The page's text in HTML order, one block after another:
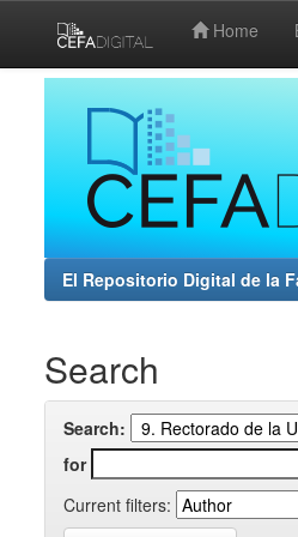
Home
El Repositorio Digital de la
Search
Search:
for
Current filters: